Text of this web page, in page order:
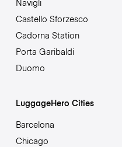
Castello Sforzesco
Cadorna Station
Porta Garibaldi
Duomo
LuggageHero Cities
Barcelona
Chicago